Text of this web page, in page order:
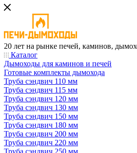
20 лет на рынке печей, каминов,
Каталог
Дымоходы для каминов и печей
Готовые комплекты дымохода
Труба сэндвич 110 мм
Труба сэндвич 115 мм
Труба сэндвич 120 мм
Труба сэндвич 130 мм
Труба сэндвич 150 мм
Труба сэндвич 180 мм
Труба сэндвич 200 мм
Труба сэндвич 220 мм
Труба сэндвич 250 мм